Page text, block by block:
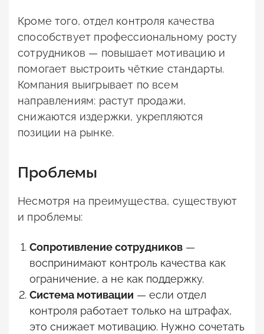
Кроме того, отдел контроля качества
способствует профессиональному росту
сотрудников — повышает мотивацию и
помогает выстроить чёткие стандарты.
Компания выигрывает по всем
направлениям: растут продажи,
снижаются издержки, укрепляются
позиции на рынке.
Проблемы
Несмотря на преимущества, существуют
и проблемы:
Сопротивление сотрудников —
воспринимают контроль качества как
ограничение, а не как поддержку.
Система мотивации — если отдел
контроля работает только на штрафах,
это снижает мотивацию. Нужно сочетать